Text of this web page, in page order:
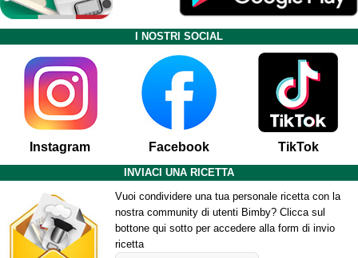
I NOSTRI SOCIAL
Instagram Facebook TikTok
INVIACI UNA RICETTA
Vuoi condividere una tua personale ricetta con la
nostra community di utenti Bimby? Clicca sul
bottone qui sotto per accedere alla form di invio
ricetta